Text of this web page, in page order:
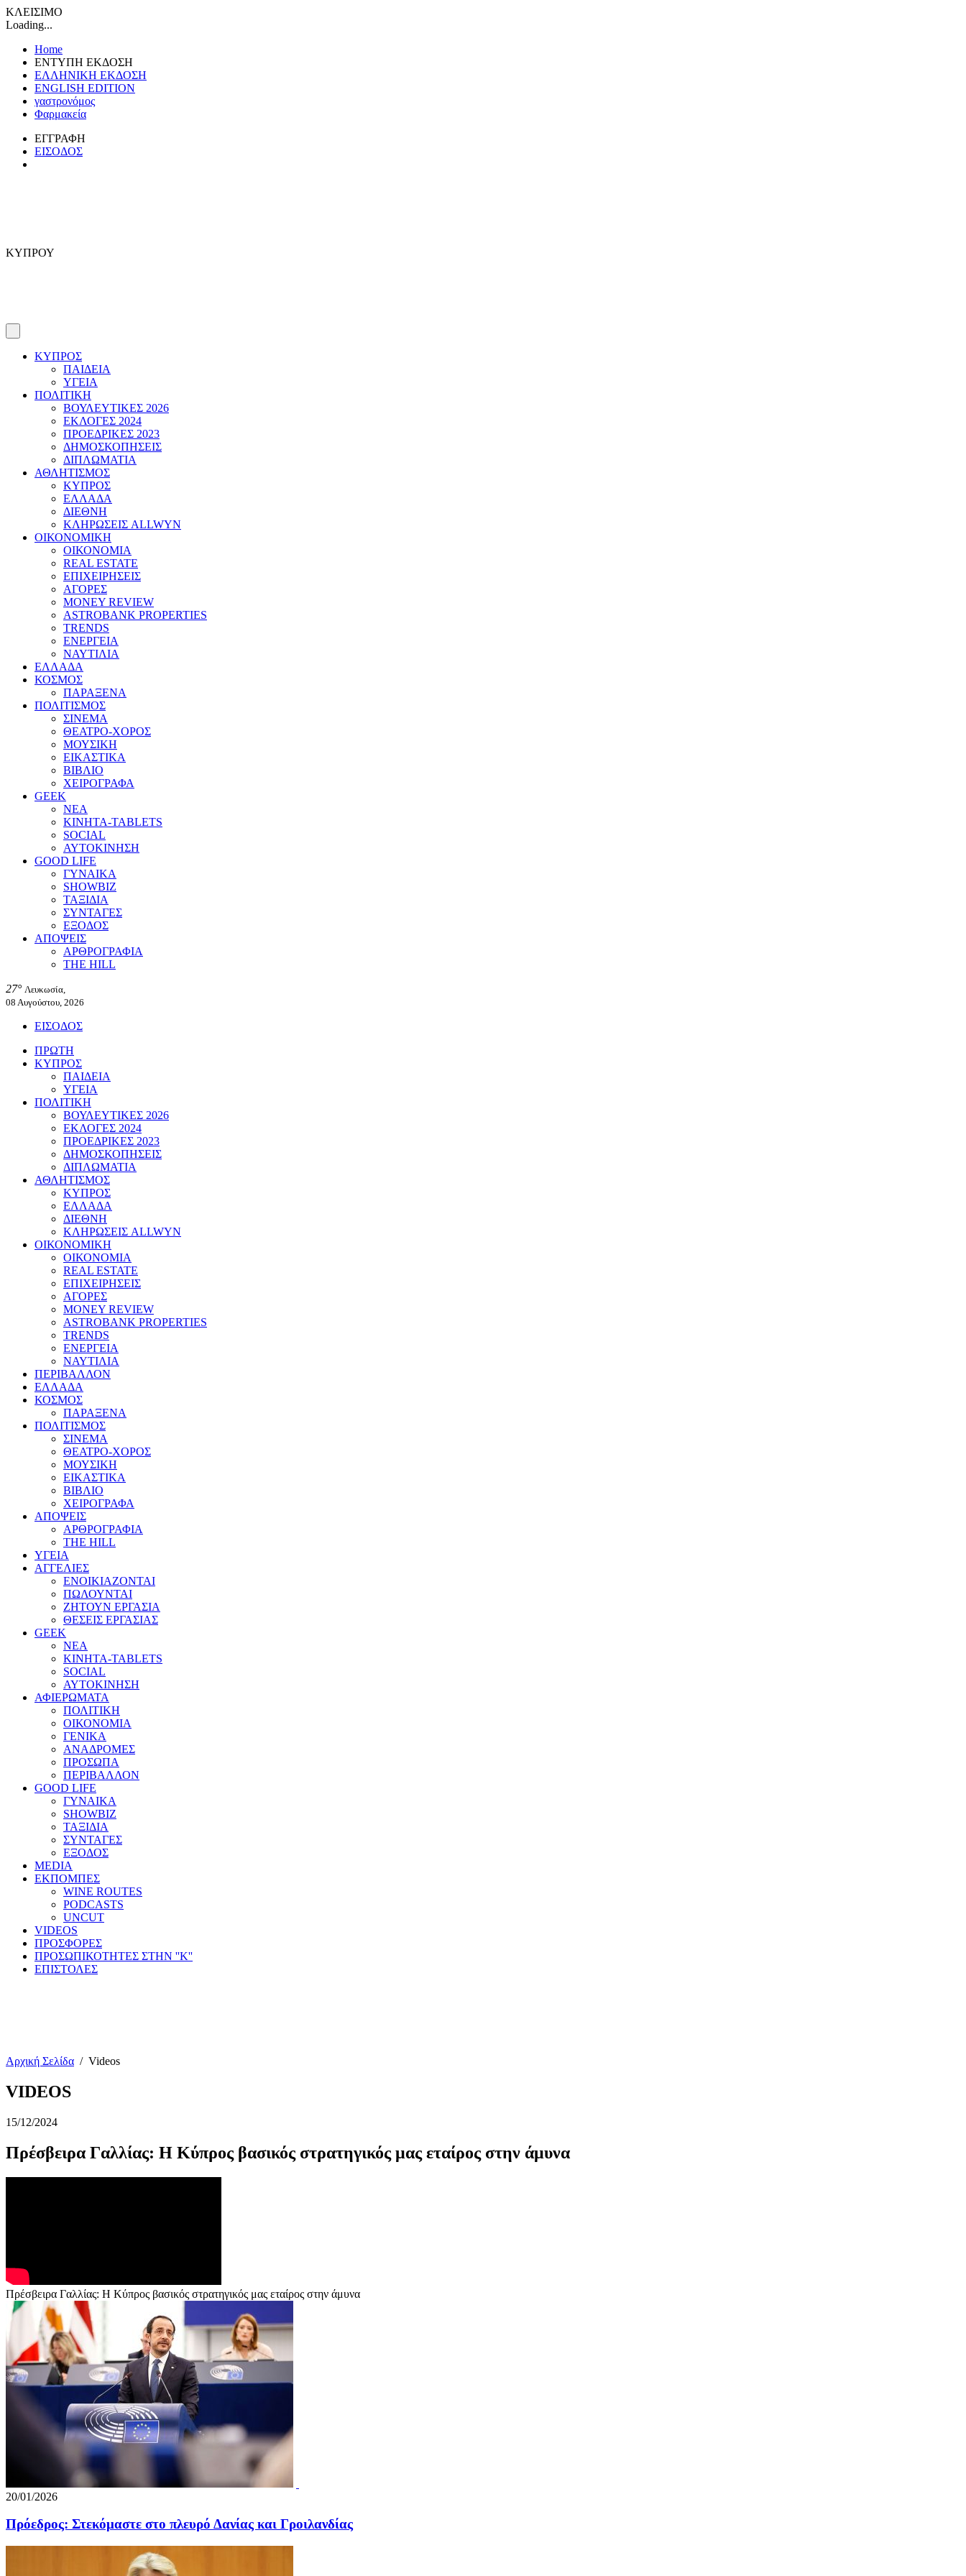
ΚΛΕΙΣΙΜΟ
Loading...
Home
ΕΝΤΥΠΗ ΕΚΔΟΣΗ
ΕΛΛΗΝΙΚΗ ΕΚΔΟΣΗ
ENGLISH EDITION
γαστρονόμος
Φαρμακεία
ΕΓΓΡΑΦΗ
ΕΙΣΟΔΟΣ
ΚΥΠΡΟΥ
ΚΥΠΡΟΣ
ΠΑΙΔΕΙΑ
ΥΓΕΙΑ
ΠΟΛΙΤΙΚΗ
ΒΟΥΛΕΥΤΙΚΕΣ 2026
ΕΚΛΟΓΕΣ 2024
ΠΡΟΕΔΡΙΚΕΣ 2023
ΔΗΜΟΣΚΟΠΗΣΕΙΣ
ΔΙΠΛΩΜΑΤΙΑ
ΑΘΛΗΤΙΣΜΟΣ
ΚΥΠΡΟΣ
ΕΛΛΑΔΑ
ΔΙΕΘΝΗ
ΚΛΗΡΩΣΕΙΣ ALLWYN
ΟΙΚΟΝΟΜΙΚΗ
ΟΙΚΟΝΟΜΙΑ
REAL ESTATE
ΕΠΙΧΕΙΡΗΣΕΙΣ
ΑΓΟΡΕΣ
MONEY REVIEW
ASTROBANK PROPERTIES
TRENDS
ΕΝΕΡΓΕΙΑ
ΝΑΥΤΙΛΙΑ
ΕΛΛΑΔΑ
ΚΟΣΜΟΣ
ΠΑΡΑΞΕΝΑ
ΠΟΛΙΤΙΣΜΟΣ
ΣΙΝΕΜΑ
ΘΕΑΤΡΟ-ΧΟΡΟΣ
ΜΟΥΣΙΚΗ
ΕΙΚΑΣΤΙΚΑ
ΒΙΒΛΙΟ
ΧΕΙΡΟΓΡΑΦΑ
GEEK
ΝΕΑ
ΚΙΝΗΤΑ-TABLETS
SOCIAL
ΑΥΤΟΚΙΝΗΣΗ
GOOD LIFE
ΓΥΝΑΙΚΑ
SHOWBIZ
ΤΑΞΙΔΙΑ
ΣΥΝΤΑΓΕΣ
ΕΞΟΔΟΣ
ΑΠΟΨΕΙΣ
ΑΡΘΡΟΓΡΑΦΙΑ
THE HILL
27° Λευκωσία,
08 Αυγούστου, 2026
ΕΙΣΟΔΟΣ
ΠΡΩΤΗ
ΚΥΠΡΟΣ
ΠΑΙΔΕΙΑ
ΥΓΕΙΑ
ΠΟΛΙΤΙΚΗ
ΒΟΥΛΕΥΤΙΚΕΣ 2026
ΕΚΛΟΓΕΣ 2024
ΠΡΟΕΔΡΙΚΕΣ 2023
ΔΗΜΟΣΚΟΠΗΣΕΙΣ
ΔΙΠΛΩΜΑΤΙΑ
ΑΘΛΗΤΙΣΜΟΣ
ΚΥΠΡΟΣ
ΕΛΛΑΔΑ
ΔΙΕΘΝΗ
ΚΛΗΡΩΣΕΙΣ ALLWYN
ΟΙΚΟΝΟΜΙΚΗ
ΟΙΚΟΝΟΜΙΑ
REAL ESTATE
ΕΠΙΧΕΙΡΗΣΕΙΣ
ΑΓΟΡΕΣ
MONEY REVIEW
ASTROBANK PROPERTIES
TRENDS
ΕΝΕΡΓΕΙΑ
ΝΑΥΤΙΛΙΑ
ΠΕΡΙΒΑΛΛΟΝ
ΕΛΛΑΔΑ
ΚΟΣΜΟΣ
ΠΑΡΑΞΕΝΑ
ΠΟΛΙΤΙΣΜΟΣ
ΣΙΝΕΜΑ
ΘΕΑΤΡΟ-ΧΟΡΟΣ
ΜΟΥΣΙΚΗ
ΕΙΚΑΣΤΙΚΑ
ΒΙΒΛΙΟ
ΧΕΙΡΟΓΡΑΦΑ
ΑΠΟΨΕΙΣ
ΑΡΘΡΟΓΡΑΦΙΑ
THE HILL
ΥΓΕΙΑ
ΑΓΓΕΛΙΕΣ
ΕΝΟΙΚΙΑΖΟΝΤΑΙ
ΠΩΛΟΥΝΤΑΙ
ΖΗΤΟΥΝ ΕΡΓΑΣΙΑ
ΘΕΣΕΙΣ ΕΡΓΑΣΙΑΣ
GEEK
ΝΕΑ
ΚΙΝΗΤΑ-TABLETS
SOCIAL
ΑΥΤΟΚΙΝΗΣΗ
ΑΦΙΕΡΩΜΑΤΑ
ΠΟΛΙΤΙΚΗ
ΟΙΚΟΝΟΜΙΑ
ΓΕΝΙΚΑ
ΑΝΑΔΡΟΜΕΣ
ΠΡΟΣΩΠΑ
ΠΕΡΙΒΑΛΛΟΝ
GOOD LIFE
ΓΥΝΑΙΚΑ
SHOWBIZ
ΤΑΞΙΔΙΑ
ΣΥΝΤΑΓΕΣ
ΕΞΟΔΟΣ
MEDIA
ΕΚΠΟΜΠΕΣ
WINE ROUTES
PODCASTS
UNCUT
VIDEOS
ΠΡΟΣΦΟΡΕΣ
ΠΡΟΣΩΠΙΚΟΤΗΤΕΣ ΣΤΗΝ ''Κ''
ΕΠΙΣΤΟΛΕΣ
Αρχική Σελίδα / Videos
VIDEOS
15/12/2024
Πρέσβειρα Γαλλίας: Η Κύπρος βασικός στρατηγικός μας εταίρος στην άμυνα
Πρέσβειρα Γαλλίας: Η Κύπρος βασικός στρατηγικός μας εταίρος στην άμυνα
20/01/2026
Πρόεδρος: Στεκόμαστε στο πλευρό Δανίας και Γροιλανδίας